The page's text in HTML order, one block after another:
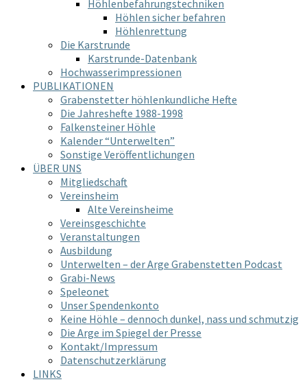
Höhlenbefahrungstechniken
Höhlen sicher befahren
Höhlenrettung
Die Karstrunde
Karstrunde-Datenbank
Hochwasserimpressionen
PUBLIKATIONEN
Grabenstetter höhlenkundliche Hefte
Die Jahreshefte 1988-1998
Falkensteiner Höhle
Kalender “Unterwelten”
Sonstige Veröffentlichungen
ÜBER UNS
Mitgliedschaft
Vereinsheim
Alte Vereinsheime
Vereinsgeschichte
Veranstaltungen
Ausbildung
Unterwelten – der Arge Grabenstetten Podcast
Grabi-News
Speleonet
Unser Spendenkonto
Keine Höhle – dennoch dunkel, nass und schmutzig
Die Arge im Spiegel der Presse
Kontakt/Impressum
Datenschutzerklärung
LINKS